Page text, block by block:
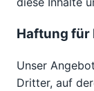
Haftung für
Unser
Dritter, auf